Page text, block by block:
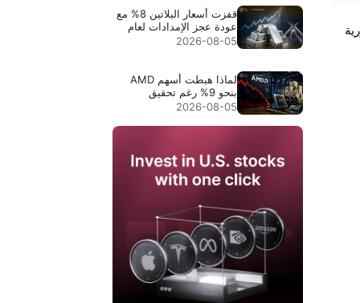
قفزت أسعار البلاتين 8% مع
عودة عجز الإمدادات لعام
2026 إلى دائرة الاهتمام
2026-08-05
لماذا هبطت أسهم AMD
بنحو 9% رغم تحقيق
إيرادات قياسية بقيمة
2026-08-05